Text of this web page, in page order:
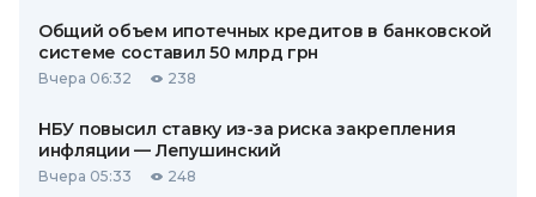
Общий объем ипотечных кредитов в банковской
системе составил 50 млрд грн
Вчера 06:32 238
НБУ повысил ставку из-за риска закрепления
инфляции — Лепушинский
Вчера 05:33 248